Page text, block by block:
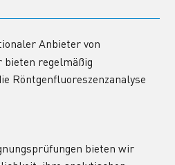
bieten regelmäßig
Röntgenfluoreszenzanalyse
bieten wir